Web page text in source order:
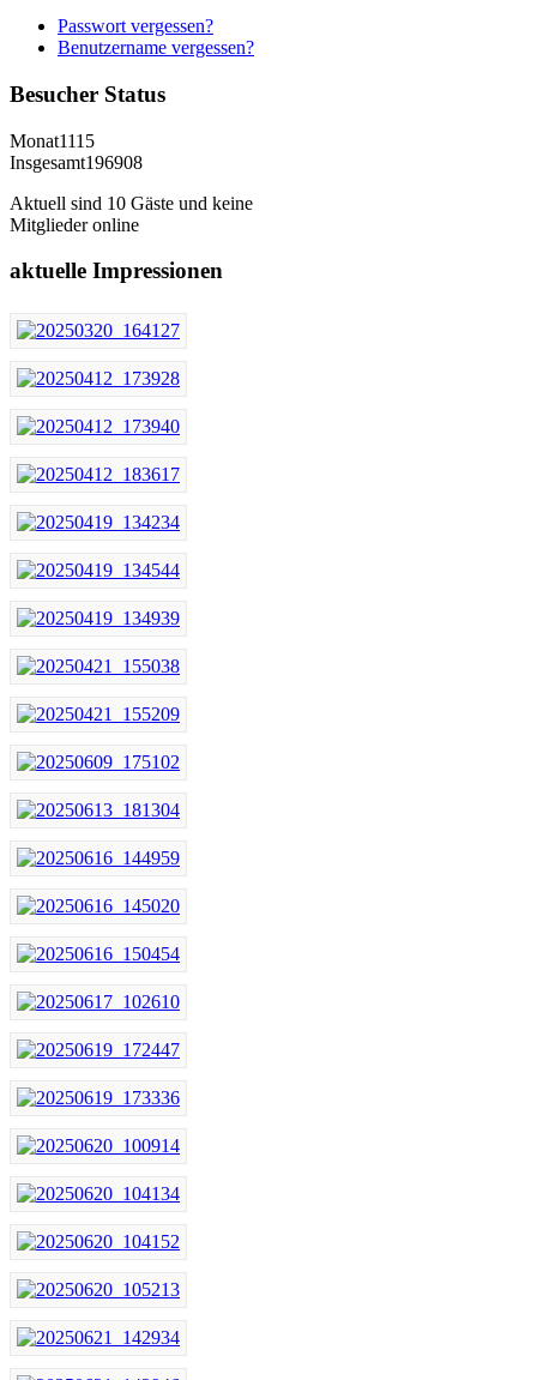
Passwort vergessen?
Benutzername vergessen?
Besucher Status
Monat1115
Insgesamt196908
Aktuell sind 10 Gäste und keine
Mitglieder online
aktuelle Impressionen